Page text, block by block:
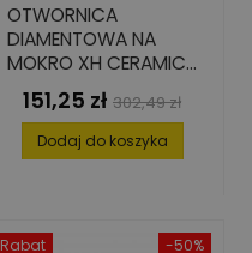
OTWORNICA
DIAMENTOWA NA
MOKRO XH CERAMICS
64 MM
Cena
151,25 zł Cena
podstawowa
302,49 zł
Dodaj do koszyka
-50%
Rabat